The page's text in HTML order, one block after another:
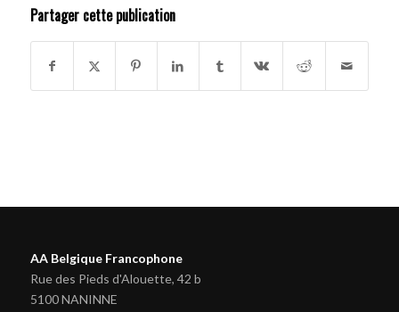
Partager cette publication
AA Belgique Francophone
Rue des Pieds d'Alouette, 42 b
5100 NANINNE